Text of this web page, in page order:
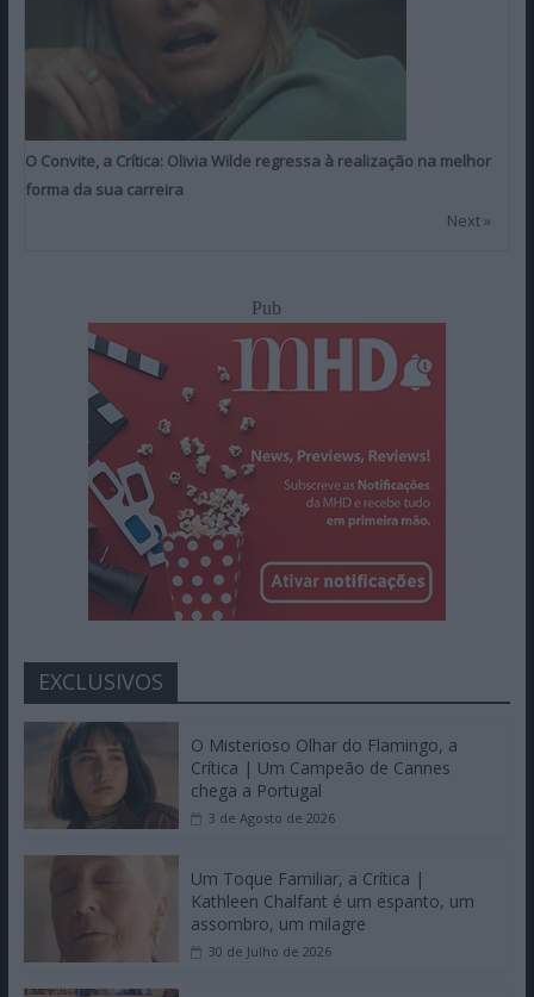
O Convite, a Crítica: Olivia Wilde regressa à realização na melhor
forma da sua carreira
Next »
Pub
EXCLUSIVOS
O Misterioso Olhar do Flamingo, a
Crítica | Um Campeão de Cannes
chega a Portugal
3 de Agosto de 2026
Um Toque Familiar, a Crítica |
Kathleen Chalfant é um espanto, um
assombro, um milagre
30 de Julho de 2026